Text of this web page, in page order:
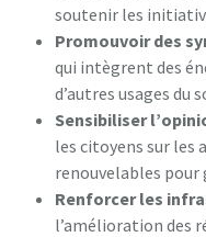
soutenir les
Promouvoir des
qui intègrent des
d’autres usages du
Sensibiliser
les citoyens sur les
renouvelables pour
Renforcer les
l’amélioration des